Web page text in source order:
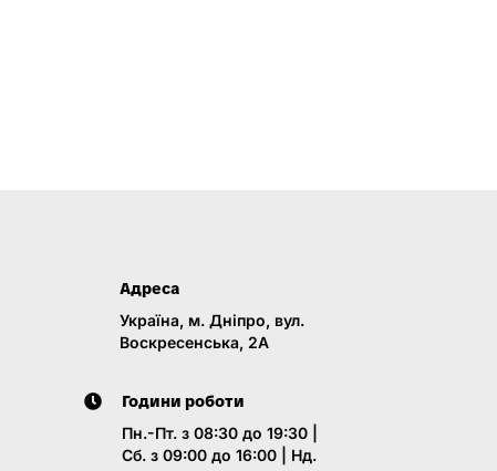
Адреса
Україна, м. Дніпро, вул.
Воскресенська, 2A
Години роботи
Пн.-Пт. з 08:30 до 19:30 |
Сб. з 09:00 до 16:00 | Нд.